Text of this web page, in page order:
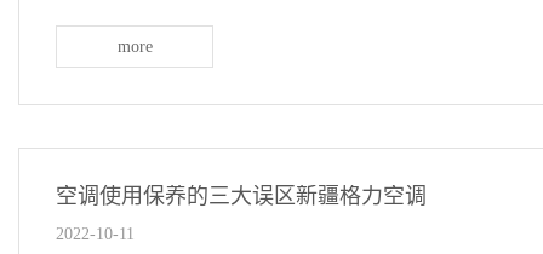
more
空调使用保养的三大误区新疆格力空调
2022-10-11